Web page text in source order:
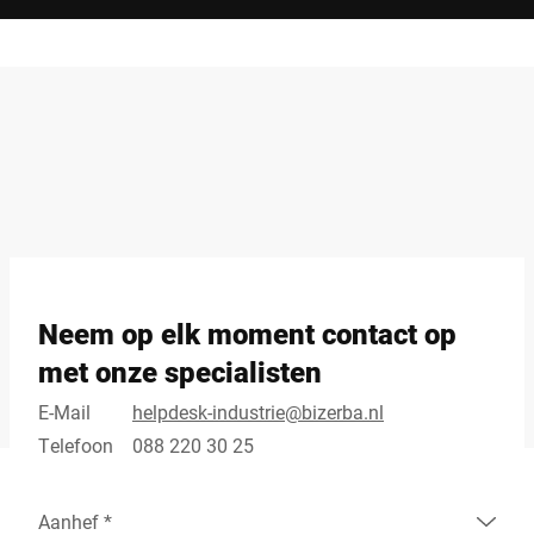
Neem op elk moment contact op
met onze specialisten
E-Mail
helpdesk-industrie@bizerba.nl
Telefoon
088 220 30 25
Aanhef *